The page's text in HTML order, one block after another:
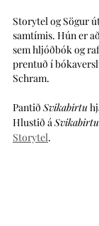
Storytel og Sögur
samtímis. Hún er
sem hljóðbók og
prentuð í
Schram.
Pantið Svikabirtu
Hlustið á Svikabirtu
Storytel.